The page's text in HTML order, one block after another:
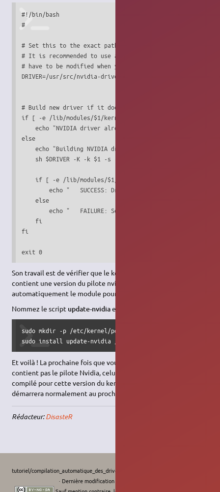
#!/bin/bash
#
# Set this to the exact path of the nvidia driver you
# It is recommended to use a symlink here so that this
# have to be modified when you change driver versions.
DRIVER=/usr/src/nvidia-driver
# Build new driver if it doesn't exist
if [ -e /lib/modules/$1/kernel/drivers/video/nvidia.ko ]
echo "NVIDIA driver already exists for this kernel."
else
    echo "Building NVIDIA driver for kernel $1" >&2
    sh $DRIVER -K -k $1 -s -n 2>1 > /dev/null
if [ -e /lib/modules/$1/kernel/drivers/video/
echo "   SUCCESS: Driver installed for kernel $1"
    else
echo "   FAILURE: See /var/log/nvidia-
    fi
fi
exit 0
Son travail est de vérifier que le kernel qui vient d'être installé
contient une version du pilote nvidia. Si non, il va compiler
automatiquement le module pour ce noyau.
Nommez le script update-nvidiaet installez-le de cette façon:
sudo mkdir -p /etc/kernel/postinst.d
sudo install update-nvidia /etc/kernel/postinst.d
Et voilà ! La prochaine fois que vous installerez un kernel qui ne
contient pas le pilote Nvidia, celui-ci sera automatiquement
compilé pour cette version du kernel, et votre serveur X
démarrera normalement au prochain redémarrage.
Rédacteur:DisasteR
tutoriel/
· Dernière modification :